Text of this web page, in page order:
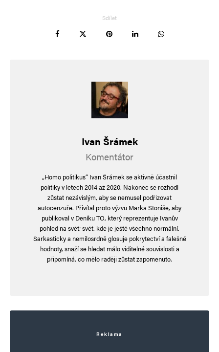
Sdílet
Ivan Šrámek
Komentátor
„Homo politikus“ Ivan Šrámek se aktivně účastnil
politiky v letech 2014 až 2020. Nakonec se rozhodl
zůstat nezávislým, aby se nemusel podřizovat
autocenzuře. Přivítal proto výzvu Marka Stoniše, aby
publikoval v Deníku TO, který reprezentuje Ivanův
pohled na svět; svět, kde je ještě všechno normální.
Sarkasticky a nemilosrdně glosuje pokrytectví a falešné
hodnoty, snaží se hledat málo viditelné souvislosti a
připomíná, co mělo raději zůstat zapomenuto.
Reklama